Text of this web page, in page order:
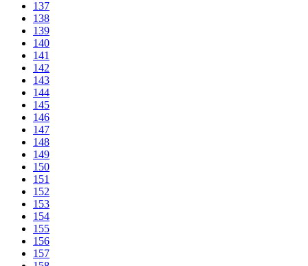
137
138
139
140
141
142
143
144
145
146
147
148
149
150
151
152
153
154
155
156
157